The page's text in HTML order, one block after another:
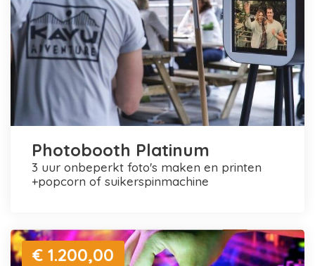
Photobooth Platinum
3 uur onbeperkt foto's maken en printen
+popcorn of suikerspinmachine
€ 1.200,00